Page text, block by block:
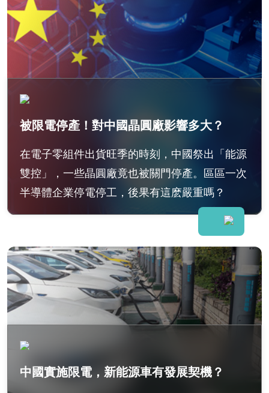
被限電停產！對中國晶圓廠影響多大？
在電子零組件出貨旺季的時刻，中國祭出「能源
雙控」，一些晶圓廠竟也被關門停產。區區一次
半導體企業停電停工，後果有這麽嚴重嗎？
中國實施限電，新能源車有發展契機？